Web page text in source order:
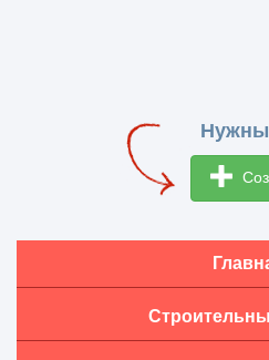
Нужны